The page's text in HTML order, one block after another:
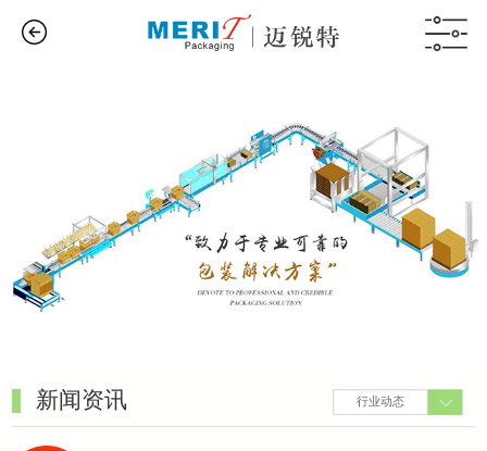
行业动态
新闻资讯